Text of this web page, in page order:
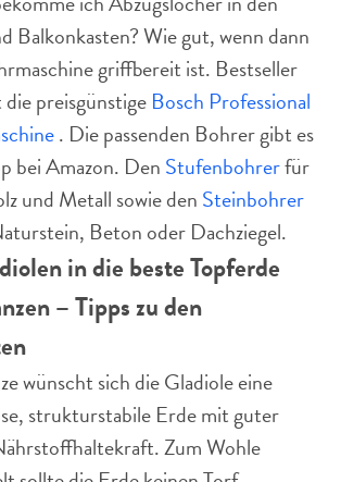
Balkonkasten? Wie gut, wenn dann
griffbereit ist. Bestseller
preisgünstige Bosch Professional
. Die passenden Bohrer gibt es
bei Amazon. Den Stufenbohrerfür
und Metall sowie den Steinbohrer
Beton oder Dachziegel.
in die beste Topferde
– Tipps zu den
wünscht sich die Gladiole eine
strukturstabile Erde mit guter
Zum Wohle